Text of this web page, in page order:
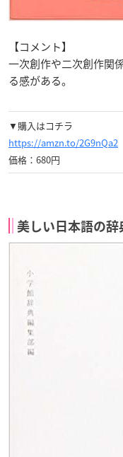
【コメント】
一次創作や二次創作関
る感がある。
▼購入はコチラ
https://amzn.to/2G9nQa2
価格：680円
美しい日本語の辞